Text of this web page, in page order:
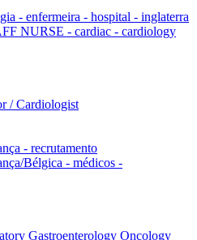
- enfermeira - hospital - inglaterra
NURSE - cardiac - cardiology
/ Cardiologist
- recrutamento
Bélgica - médicos -
Gastroenterology Oncology